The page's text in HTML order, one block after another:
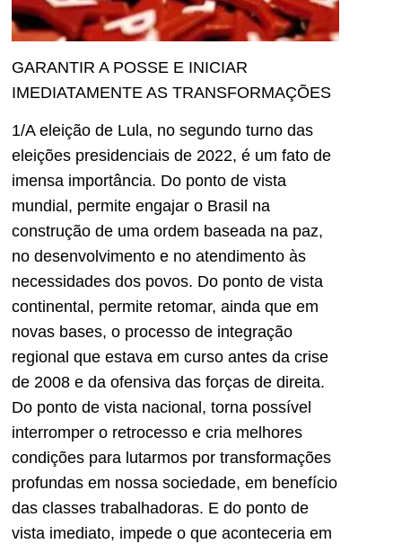
GARANTIR A POSSE E INICIAR
IMEDIATAMENTE AS TRANSFORMAÇÕES
1/A eleição de Lula, no segundo turno das
eleições presidenciais de 2022, é um fato de
imensa importância. Do ponto de vista
mundial, permite engajar o Brasil na
construção de uma ordem baseada na paz,
no desenvolvimento e no atendimento às
necessidades dos povos. Do ponto de vista
continental, permite retomar, ainda que em
novas bases, o processo de integração
regional que estava em curso antes da crise
de 2008 e da ofensiva das forças de direita.
Do ponto de vista nacional, torna possível
interromper o retrocesso e cria melhores
condições para lutarmos por transformações
profundas em nossa sociedade, em benefício
das classes trabalhadoras. E do ponto de
vista imediato, impede o que aconteceria em